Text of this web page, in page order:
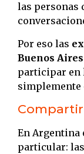
las personas
Por eso las
Buenos Aires
participar en
simplemente
En Argentina
particular: